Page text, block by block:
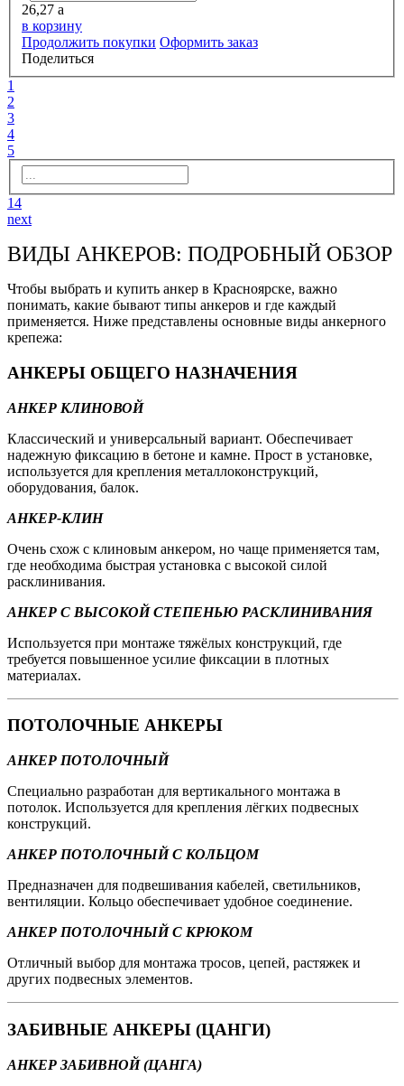
26,27 a
в корзину
Продолжить покупки Оформить заказ
Поделиться
1
2
3
4
5
14
next
ВИДЫ АНКЕРОВ: ПОДРОБНЫЙ ОБЗОР
Чтобы выбрать и купить анкер в Красноярске, важно
понимать, какие бывают типы анкеров и где каждый
применяется. Ниже представлены основные виды анкерного
крепежа:
АНКЕРЫ ОБЩЕГО НАЗНАЧЕНИЯ
АНКЕР КЛИНОВОЙ
Классический и универсальный вариант. Обеспечивает
надежную фиксацию в бетоне и камне. Прост в установке,
используется для крепления металлоконструкций,
оборудования, балок.
АНКЕР-КЛИН
Очень схож с клиновым анкером, но чаще применяется там,
где необходима быстрая установка с высокой силой
расклинивания.
АНКЕР С ВЫСОКОЙ СТЕПЕНЬЮ РАСКЛИНИВАНИЯ
Используется при монтаже тяжёлых конструкций, где
требуется повышенное усилие фиксации в плотных
материалах.
ПОТОЛОЧНЫЕ АНКЕРЫ
АНКЕР ПОТОЛОЧНЫЙ
Специально разработан для вертикального монтажа в
потолок. Используется для крепления лёгких подвесных
конструкций.
АНКЕР ПОТОЛОЧНЫЙ С КОЛЬЦОМ
Предназначен для подвешивания кабелей, светильников,
вентиляции. Кольцо обеспечивает удобное соединение.
АНКЕР ПОТОЛОЧНЫЙ С КРЮКОМ
Отличный выбор для монтажа тросов, цепей, растяжек и
других подвесных элементов.
ЗАБИВНЫЕ АНКЕРЫ (ЦАНГИ)
АНКЕР ЗАБИВНОЙ (ЦАНГА)